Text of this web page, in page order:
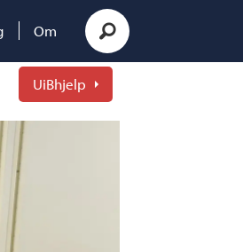
Om
UiBhjelp